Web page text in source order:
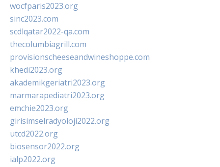
wocfparis2023.org
sinc2023.com
scdlqatar2022-qa.com
thecolumbiagrill.com
provisionscheeseandwineshoppe.com
khedi2023.org
akademikgeriatri2023.org
marmarapediatri2023.org
emchie2023.org
girisimselradyoloji2022.org
utcd2022.org
biosensor2022.org
ialp2022.org